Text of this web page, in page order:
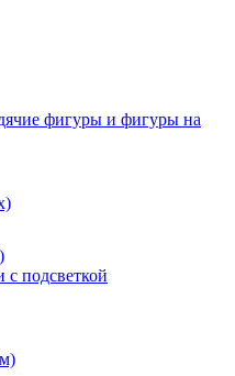
фигуры и фигуры на
подсветкой